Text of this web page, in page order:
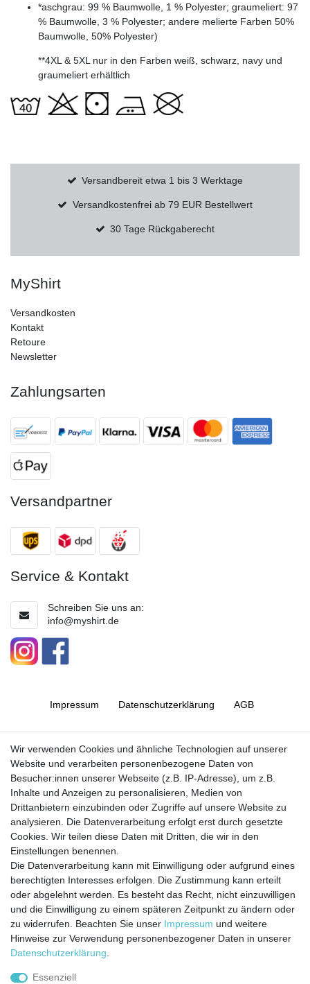
*aschgrau: 99 % Baumwolle, 1 % Polyester; graumeliert: 97
% Baumwolle, 3 % Polyester; andere melierte Farben 50%
Baumwolle, 50% Polyester)
**4XL & 5XL nur in den Farben weiß, schwarz, navy und
graumeliert erhältlich
Versandbereit etwa 1 bis 3 Werktage
Versandkostenfrei ab 79 EUR Bestellwert
30 Tage Rückgaberecht
MyShirt
Versandkosten
Kontakt
Retoure
Newsletter
Zahlungsarten
Versandpartner
Service & Kontakt
Schreiben Sie uns an:
info@myshirt.de
Impressum Daten­schutz­erklärung AGB
Barrierefreiheitserklärung Widerrufs­recht
Vertrag widerrufen Kontakt
Jetzt anmelden und auf dem Laufenden
bleiben!
Sie wollen keine Neuigkeiten verpassen?
Dann melden Sie sich noch heute zu unserem Newsletter an:
VORNAME
Wir verwenden Cookies und ähnliche Technologien auf unserer
Website und verarbeiten personenbezogene Daten von
Besucher:innen unserer Webseite (z.B. IP-Adresse), um z.B.
Inhalte und Anzeigen zu personalisieren, Medien von
Drittanbietern einzubinden oder Zugriffe auf unsere Website zu
analysieren. Die Datenverarbeitung erfolgt erst durch gesetzte
Cookies. Wir teilen diese Daten mit Dritten, die wir in den
Einstellungen benennen.
Die Datenverarbeitung kann mit Einwilligung oder aufgrund eines
berechtigten Interesses erfolgen. Die Zustimmung kann erteilt
oder abgelehnt werden. Es besteht das Recht, nicht einzuwilligen
und die Einwilligung zu einem späteren Zeitpunkt zu ändern oder
zu widerrufen. Beachten Sie unser Impressum und weitere
Hinweise zur Verwendung personenbezogener Daten in unserer
Daten­schutz­erklärung
Essenziell